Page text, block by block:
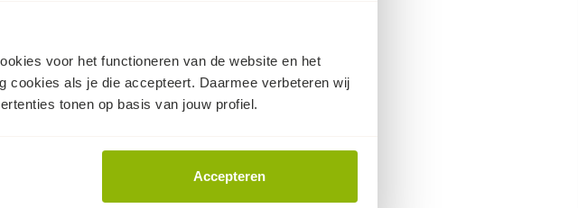
voor het functioneren van de website en het
cookies als je die accepteert. Daarmee verbeteren wij
tonen op basis van jouw profiel.
Accepteren